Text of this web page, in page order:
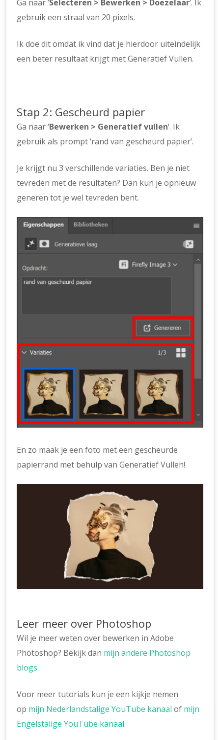
Ga naar ‘Selecteren > Bewerken > Doezelaar‘. Ik
gebruik een straal van 20 pixels.
Ik doe dit omdat ik vind dat je hierdoor uiteindelijk
een beter resultaat krijgt met Generatief Vullen.
Stap 2: Gescheurd papier
Ga naar ‘Bewerken > Generatief vullen‘. Ik
gebruik als prompt ‘rand van gescheurd papier’.
Je krijgt nu 3 verschillende variaties. Ben je niet
tevreden met de resultaten? Dan kun je opnieuw
generen tot je wel tevreden bent.
En zo maak je een foto met een gescheurde
papierrand met behulp van Generatief Vullen!
Leer meer over Photoshop
Wil je meer weten over bewerken in Adobe
Photoshop? Bekijk dan mijn andere Photoshop
blogs.
Voor meer tutorials kun je een kijkje nemen
op mijn Nederlandstalige YouTube kanaal of mijn
Engelstalige YouTube kanaal.